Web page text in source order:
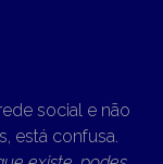
social e não
está confusa.